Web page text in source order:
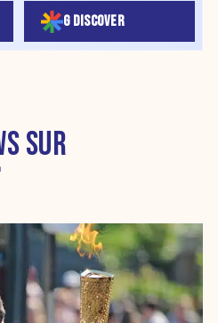
G DISCOVER
SUR